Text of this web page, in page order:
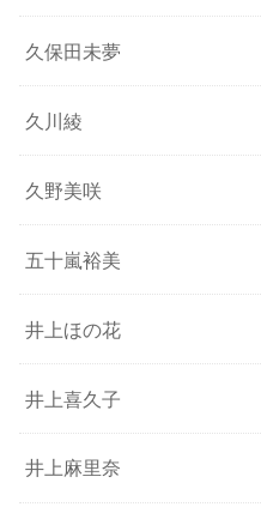
久保田未夢
久川綾
久野美咲
五十嵐裕美
井上ほの花
井上喜久子
井上麻里奈